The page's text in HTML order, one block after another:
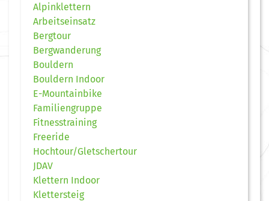
Alpinklettern
Arbeitseinsatz
Bergtour
Bergwanderung
Bouldern
Bouldern Indoor
E-Mountainbike
Familiengruppe
Fitnesstraining
Freeride
Hochtour/Gletschertour
JDAV
Klettern Indoor
Klettersteig